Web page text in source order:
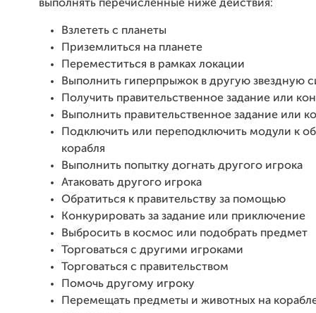
выполнять перечисленные ниже действия:
Взлететь с планеты
Приземлиться на планете
Переместиться в рамках локации
Выполнить гиперпрыжок в другую звездную
Получить правительственное задание или
Выполнить правительственное задание или
Подключить или переподключить модули к
корабля
Выполнить попытку догнать другого игрока
Атаковать другого игрока
Обратиться к правительству за помощью
Конкурировать за задание или приключение
Выбросить в космос или подобрать предмет
Торговаться с другими игроками
Торговаться с правительством
Помочь другому игроку
Перемещать предметы и животных на